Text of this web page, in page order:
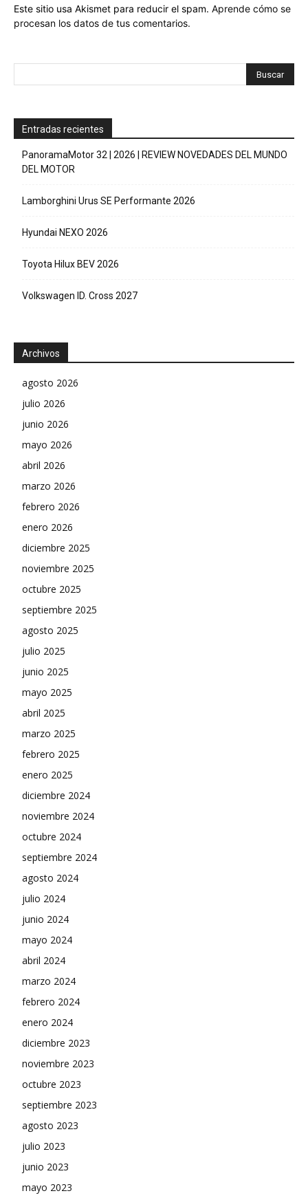
Este sitio usa Akismet para reducir el spam. Aprende cómo se
procesan los datos de tus comentarios.
Entradas recientes
PanoramaMotor 32 | 2026 | REVIEW NOVEDADES DEL MUNDO
DEL MOTOR
Lamborghini Urus SE Performante 2026
Hyundai NEXO 2026
Toyota Hilux BEV 2026
Volkswagen ID. Cross 2027
Archivos
agosto 2026
julio 2026
junio 2026
mayo 2026
abril 2026
marzo 2026
febrero 2026
enero 2026
diciembre 2025
noviembre 2025
octubre 2025
septiembre 2025
agosto 2025
julio 2025
junio 2025
mayo 2025
abril 2025
marzo 2025
febrero 2025
enero 2025
diciembre 2024
noviembre 2024
octubre 2024
septiembre 2024
agosto 2024
julio 2024
junio 2024
mayo 2024
abril 2024
marzo 2024
febrero 2024
enero 2024
diciembre 2023
noviembre 2023
octubre 2023
septiembre 2023
agosto 2023
julio 2023
junio 2023
mayo 2023